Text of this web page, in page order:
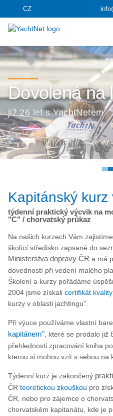
CZ
Dovolená na
již 26 let s YachtNetem
Dovolená na
již 26 let s YachtNetem
Kapitánský kurz
týdenní praktický výcvik na
"C" / chorvatský průkaz
Na našich kurzech Vám
školící středisko zapsané do
Ministerstva dopravy ČR a má
dovedností při vedení malého
Školení a kurzy pořádáme
2004 jsme získali certifikát
kurzy v oblasti jachtingu".
Při výuce používáme vlastní
kapitánem" , které se prodalo
přehlednosti zpracování kniha
kterou si mohou vzít s sebou na
Týdenní kurz je zakončený
ČR teoretickou zkouškou pro
ČR, nebo pro zájemce o
chorvatském kapitanátu, kde je